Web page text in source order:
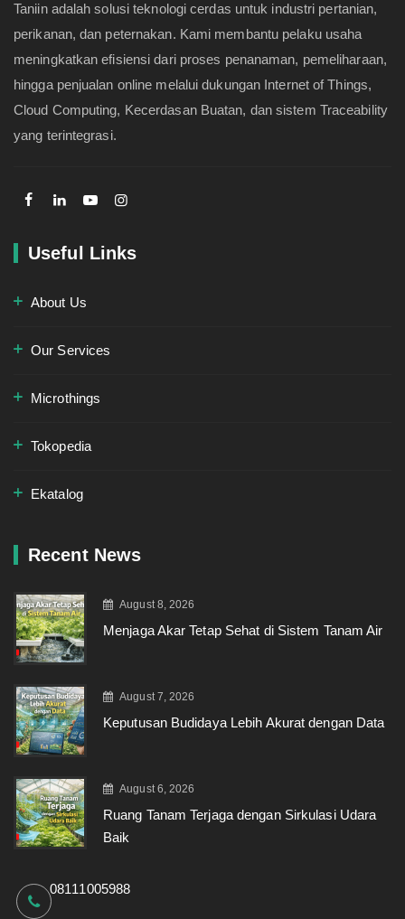
Taniin adalah solusi teknologi cerdas untuk industri pertanian,
perikanan, dan peternakan. Kami membantu pelaku usaha
meningkatkan efisiensi dari proses penanaman, pemeliharaan,
hingga penjualan online melalui dukungan Internet of Things,
Cloud Computing, Kecerdasan Buatan, dan sistem Traceability
yang terintegrasi.
Useful Links
About Us
Our Services
Microthings
Tokopedia
Ekatalog
Recent News
August 8, 2026
Menjaga Akar Tetap Sehat di Sistem Tanam Air
August 7, 2026
Keputusan Budidaya Lebih Akurat dengan Data
August 6, 2026
Ruang Tanam Terjaga dengan Sirkulasi Udara
Baik
08111005988